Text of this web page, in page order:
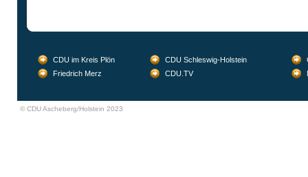
CDU im Kreis Plön CDU Schleswig-Holstein
Friedrich Merz
CDU.TV
© CDU Ascheberg/Holstein 2023